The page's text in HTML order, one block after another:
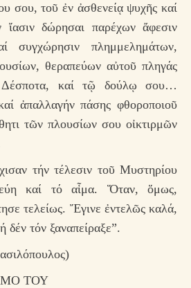
σου, τοῦ ἐν ἀσθενείᾳ ψυχῆς καί
ἴασιν δώρησαι παρέχων ἄφεσιν
συγχώρησιν πλημμελημάτων,
θεραπεύων αὐτοῦ πληγάς
Δέσποτα, καί τῷ δούλῳ σου…
ἀπαλλαγήν πάσης φθοροποιοῦ
τῶν πλουσίων σου οἰκτιρμῶν
τήν τέλεσιν τοῦ Μυστηρίου
καί τό αἷμα. Ὅταν, ὅμως,
τελείως. Ἔγινε ἐντελῶς καλά,
δέν τόν ξαναπείραξε”.
ΤΟΥ